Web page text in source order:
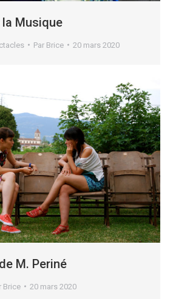
la Musique
Par Brice 20 mars 2020
M. Periné
Brice 20 mars 2020